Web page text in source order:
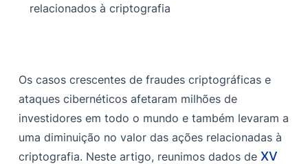
relacionados à criptografia
Os casos crescentes de fraudes criptográficas e
ataques cibernéticos afetaram milhões de
investidores em todo o mundo e também levaram a
uma diminuição no valor das ações relacionadas à
criptografia. Neste artigo, reunimos dados deXV